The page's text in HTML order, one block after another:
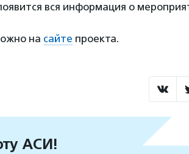
вся информация о
на сайте проекта.
АСИ!